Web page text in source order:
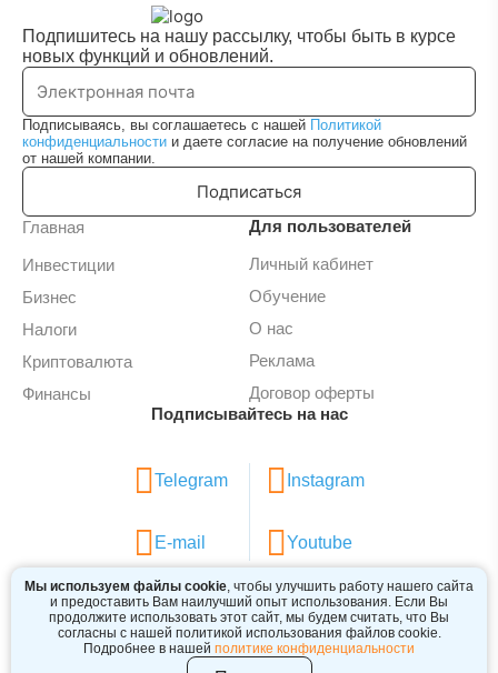
Мы используем файлы cookie, чтобы улучшить работу нашего сайта
и предоставить Вам наилучший опыт использования. Если Вы
продолжите использовать этот сайт, мы будем считать, что Вы
согласны с нашей политикой использования файлов cookie.
Подробнее в нашей политике конфиденциальности
Подпишитесь на нашу рассылку, чтобы быть в курсе
новых функций и обновлений.
Подписаться
Подписываясь, вы соглашаетесь с нашей Политикой
конфиденциальности и даете согласие на получение обновлений
от нашей компании.
Главная Для пользователей
Инвестиции
Личный кабинет
Бизнес
Обучение
Налоги
О нас
Криптовалюта
Реклама
Финансы
Договор оферты
Подписывайтесь на нас
Telegram Instagram
E-mail Youtube
2024 © BIZINVEST BY
Обращаем внимание. содержание сайта носит исключительно